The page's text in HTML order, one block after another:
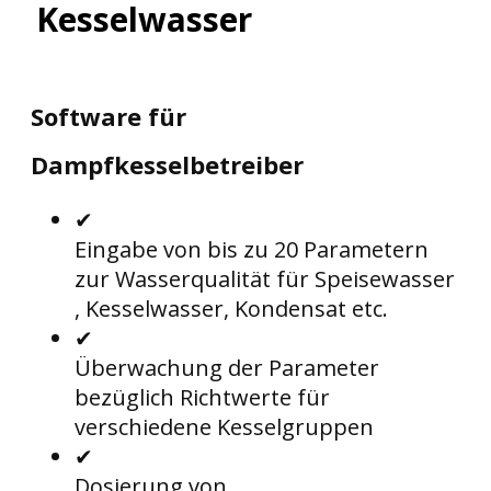
Kesselwasser
Software für
Dampfkesselbetreiber
✔
Einga​​be von bis zu 20 Parametern
zur Wasserqualität für Speisewasser
, Kesselwasser, Kondensat etc.
✔
Überwachung der Parameter
bezüglich Richtwerte für
verschiedene Kesselgruppen
✔